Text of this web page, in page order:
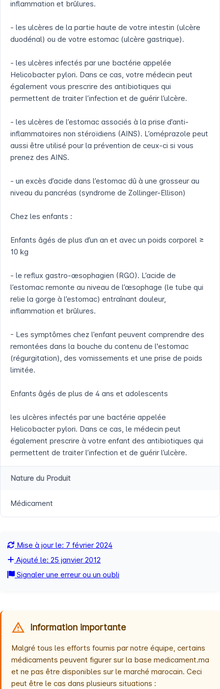
inflammation et brûlures.
- les ulcères de la partie haute de votre intestin (ulcère
duodénal) ou de votre estomac (ulcère gastrique).
- les ulcères infectés par une bactérie appelée
Helicobacter pylori. Dans ce cas, votre médecin peut
également vous prescrire des antibiotiques qui
permettent de traiter l’infection et de guérir l’ulcère.
- les ulcères de l’estomac associés à la prise d’anti-
inflammatoires non stéroïdiens (AINS). L’oméprazole peut
aussi être utilisé pour la prévention de ceux-ci si vous
prenez des AINS.
- un excès d’acide dans l’estomac dû à une grosseur au
niveau du pancréas (syndrome de Zollinger-Ellison)
Chez les enfants :
Enfants âgés de plus d’un an et avec un poids corporel ≥
10 kg
- le reflux gastro-œsophagien (RGO). L’acide de
l’estomac remonte au niveau de l’œsophage (le tube qui
relie la gorge à l’estomac) entraînant douleur,
inflammation et brûlures.
- Les symptômes chez l’enfant peuvent comprendre des
remontées dans la bouche du contenu de l'estomac
(régurgitation), des vomissements et une prise de poids
limitée.
Enfants âgés de plus de 4 ans et adolescents
les ulcères infectés par une bactérie appelée
Helicobacter pylori. Dans ce cas, le médecin peut
également prescrire à votre enfant des antibiotiques qui
permettent de traiter l’infection et de guérir l’ulcère.
Nature du Produit
Médicament
Mise à jour le: 7 février 2024
Ajouté le: 25 janvier 2012
Signaler une erreur ou un oubli
Information importante
Malgré tous les efforts fournis par notre équipe, certains
médicaments peuvent figurer sur la base medicament.ma
et ne pas être disponibles sur le marché marocain. Ceci
peut être le cas dans plusieurs situations :